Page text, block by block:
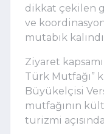
dikkat çekilen
ve
mutabık
Ziyaret
Türk Mutfağı”
Büyükelçisi
mutfağının
turizmi